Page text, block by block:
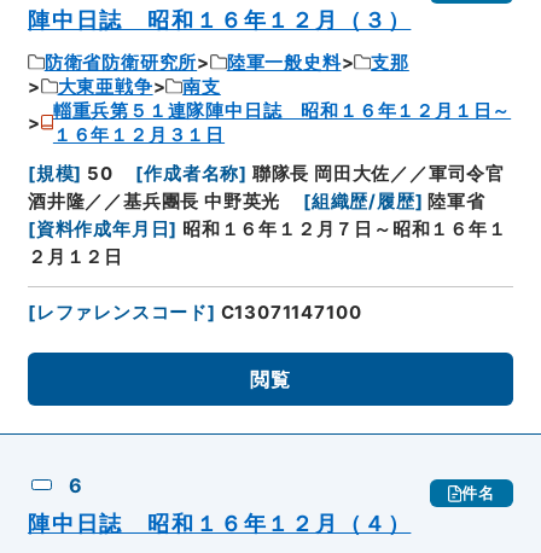
陣中日誌 昭和１６年１２月（３）
防衛省防衛研究所 陸軍一般史料
支那
大東亜戦争
南支
輜重兵第５１連隊陣中日誌 昭和１６年１２月１日～
１６年１２月３１日
[規模] 50 [作成者名称] 聯隊長 岡田大佐／／軍司令官
酒井隆／／基兵團長 中野英光
[組織歴/履歴] 陸軍省
[資料作成年月日] 昭和１６年１２月７日～昭和１６年１
２月１２日
[レファレンスコード] C13071147100
閲覧
6 件名
陣中日誌 昭和１６年１２月（４）